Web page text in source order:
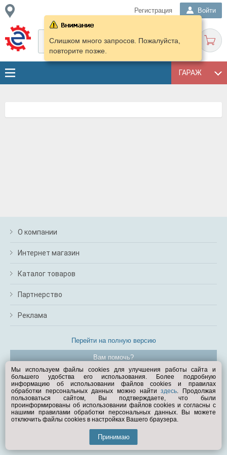
Регистрация Войти
ГАРАЖ
Слишком много запросов. Пожалуйста,
повторите позже.
О компании
Интернет магазин
Каталог товаров
Партнерство
Реклама
Перейти на полную версию
Вам помочь?
© Exist.ru 1998—2026
Мы используем файлы cookies для улучшения работы сайта и
большего удобства его использования. Более подробную
информацию об использовании файлов cookies и правилах
обработки персональных данных можно найтиздесь. Продолжая
пользоваться сайтом, Вы подтверждаете, что были
проинформированы об использовании файлов cookies и согласны с
нашими правилами обработки персональных данных. Вы можете
отключить файлы cookies в настройках Вашего браузера.
Принимаю